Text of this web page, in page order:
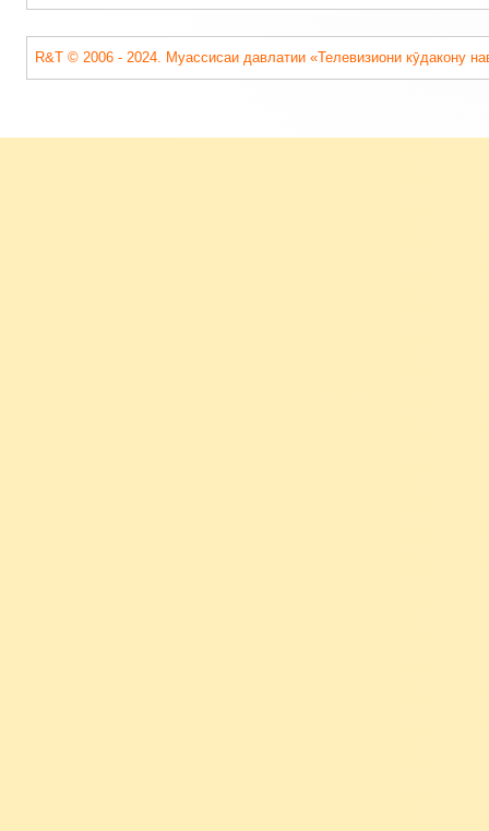
R&T © 2006 - 2024. Муассисаи давлатии «Телевизиони кӯдакону